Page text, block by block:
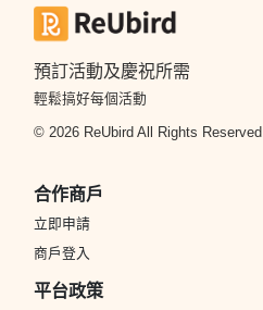
預訂活動及慶祝所需
輕鬆搞好每個活動
© 2026 ReUbird All Rights Reserved.
合作商戶
立即申請
商戶登入
平台政策